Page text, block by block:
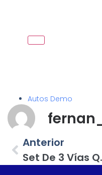
Autos Demo
Anterior
Set De 3 Vías